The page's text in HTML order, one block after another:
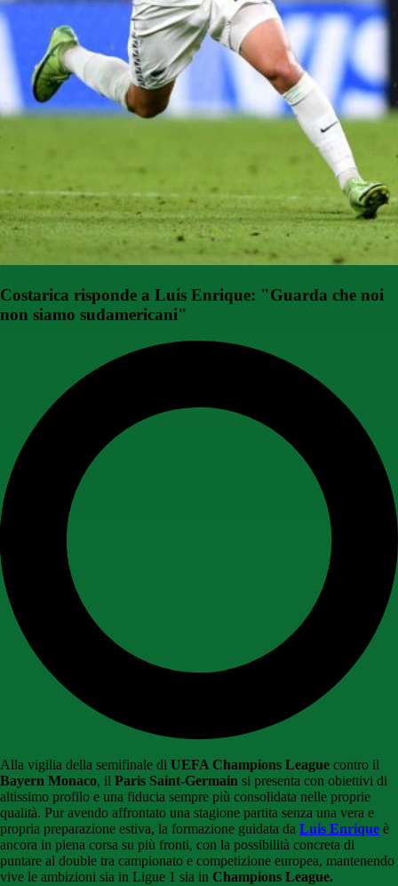
Costarica risponde a Luis Enrique: "Guarda che noi
non siamo sudamericani"
Alla vigilia della semifinale di UEFA Champions League contro il
Bayern Monaco, il Paris Saint-Germain si presenta con obiettivi di
altissimo profilo e una fiducia sempre più consolidata nelle proprie
qualità. Pur avendo affrontato una stagione partita senza una vera e
propria preparazione estiva, la formazione guidata da Luis Enrique è
ancora in piena corsa su più fronti, con la possibilità concreta di
puntare al double tra campionato e competizione europea, mantenendo
vive le ambizioni sia in Ligue 1 sia in Champions League.